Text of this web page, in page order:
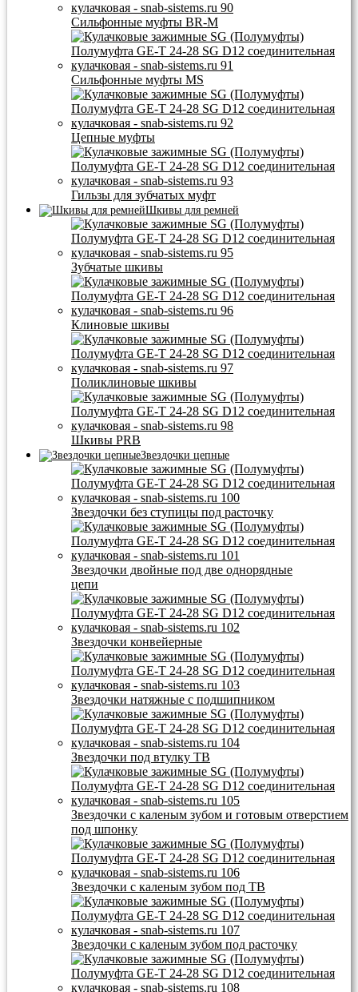
Сильфонные муфты BR-M
Сильфонные муфты MS
Цепные муфты
Гильзы для зубчатых муфт
Шкивы для ремней
Зубчатые шкивы
Клиновые шкивы
Поликлиновые шкивы
Шкивы PRB
Звездочки цепные
Звездочки без ступицы под расточку
Звездочки двойные под две однорядные
цепи
Звездочки конвейерные
Звездочки натяжные с подшипником
Звездочки под втулку ТВ
Звездочки с каленым зубом и готовым отверстием
под шпонку
Звездочки с каленым зубом под ТВ
Звездочки с каленым зубом под расточку